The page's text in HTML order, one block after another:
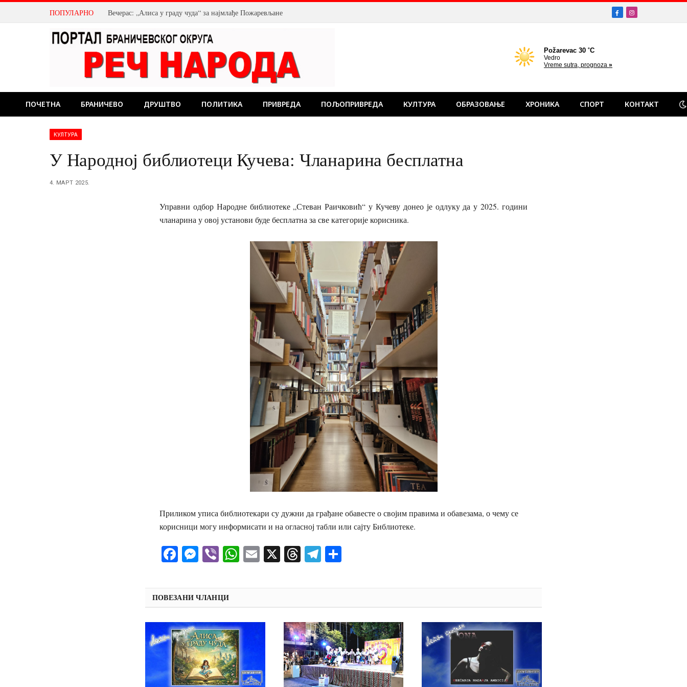
ПОПУЛАРНО Вечерас: „Алиса у граду чуда“ за најмлађе Пожаревљане FacebookInstagram
ПОЧЕТНА БРАНИЧЕВО ДРУШТВО ПОЛИТИКА ПРИВРЕДА ПОЉОПРИВРЕДА КУЛТУРА ОБРАЗОВАЊЕ ХРОНИКА СПОРТ КОНТАКТ
КУЛТУРА
У Народној библиотеци Кучева: Чланарина бесплатна
4. МАРТ 2025.
Управни одбор Народне библиотеке „Стеван Раичковић“ у Кучеву донео је одлуку да у 2025. години
чланарина у овој установи буде бесплатна за све категорије корисника.
Приликом уписа библиотекари су дужни да грађане обавесте о својим правима и обавезама, о чему се
корисници могу информисати и на огласној табли или сајту Библиотеке.
Facebook
Messenger
ViberWhatsApp
Email
X ThreadsTelegram
ПОВЕЗАНИ ЧЛАНЦИ